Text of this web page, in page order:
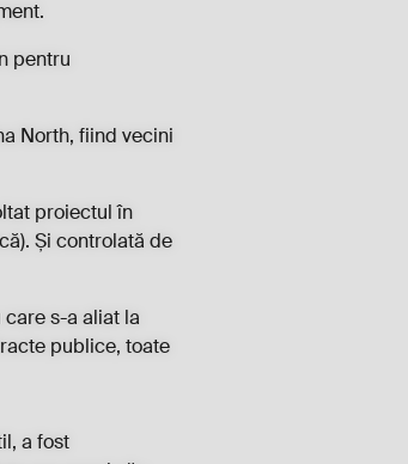
pentru
North, fiind vecini
proiectul în
Și controlată de
s-a aliat la
publice, toate
a fost